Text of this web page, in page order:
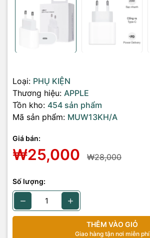
Loại: PHỤ KIỆN
Thương hiệu: APPLE
Tồn kho: 454 sản phẩm
Mã sản phẩm: MUW13KH/A
Giá bán:
₩25,000 ₩28,000
Số lượng:
THÊM VÀO GIỎ
Giao hàng tận nơi miễn phí